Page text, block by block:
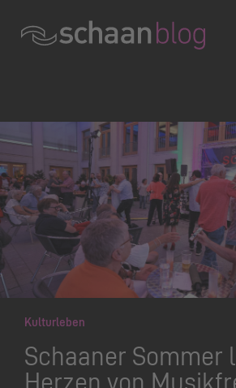
Kulturleben
Schaaner Sommer
Herzen von